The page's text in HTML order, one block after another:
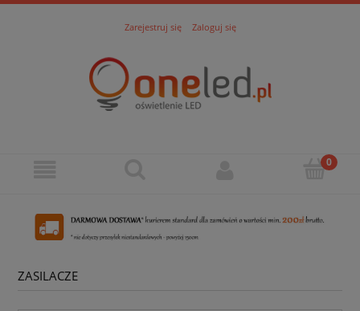
Zarejestruj się Zaloguj się
ZASILACZE